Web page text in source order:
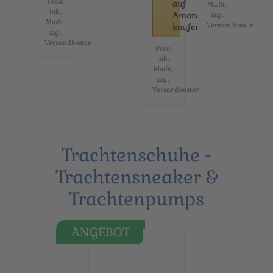
inkl.
MwSt.,
zzgl.
Versandkosten
auf
Amazon
kaufen
Preis
inkl.
MwSt.,
zzgl.
Versandkosten
...
MwSt.,
zzgl.
Versandkosten
Trachtenschuhe -
Trachtensneaker &
Trachtenpumps
ANGEBOT